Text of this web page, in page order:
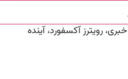
رویترز آکسفورد، آینده